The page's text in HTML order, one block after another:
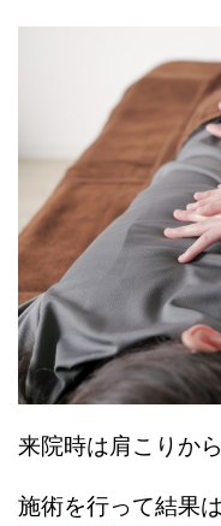
来院時は肩こりか
施術を行って結果